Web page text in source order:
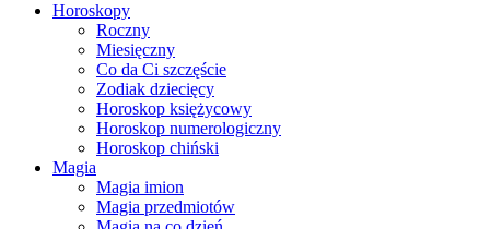
Horoskopy
Roczny
Miesięczny
Co da Ci szczęście
Zodiak dziecięcy
Horoskop księżycowy
Horoskop numerologiczny
Horoskop chiński
Magia
Magia imion
Magia przedmiotów